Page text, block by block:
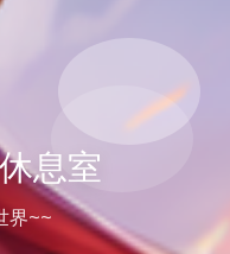
息室
界~~